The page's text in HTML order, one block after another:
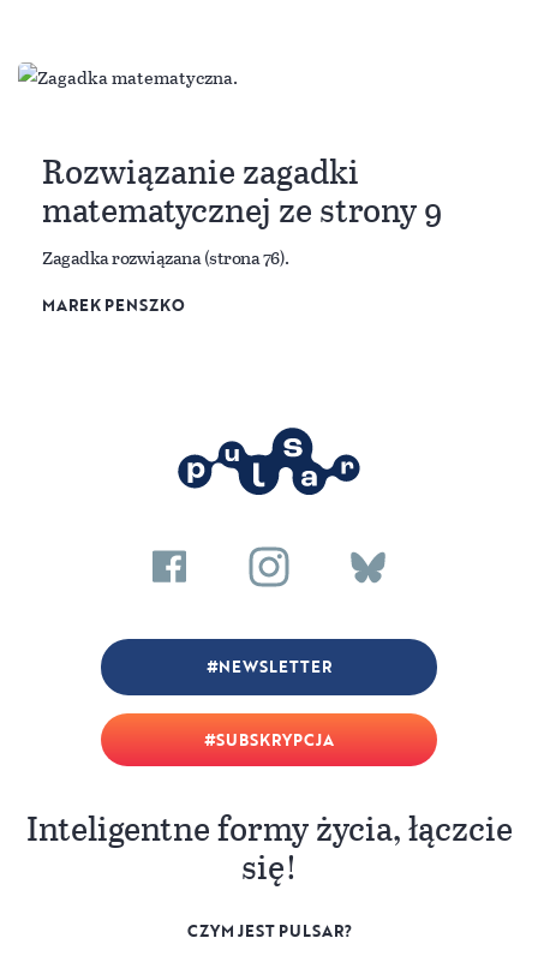
Rozwiązanie zagadki
matematycznej ze strony 9
Zagadka rozwiązana (strona 76).
MAREK PENSZKO
SUBSKRYPCJA
NEWSLETTER
Inteligentne formy życia, łączcie
się!
CZYM JEST PULSAR?